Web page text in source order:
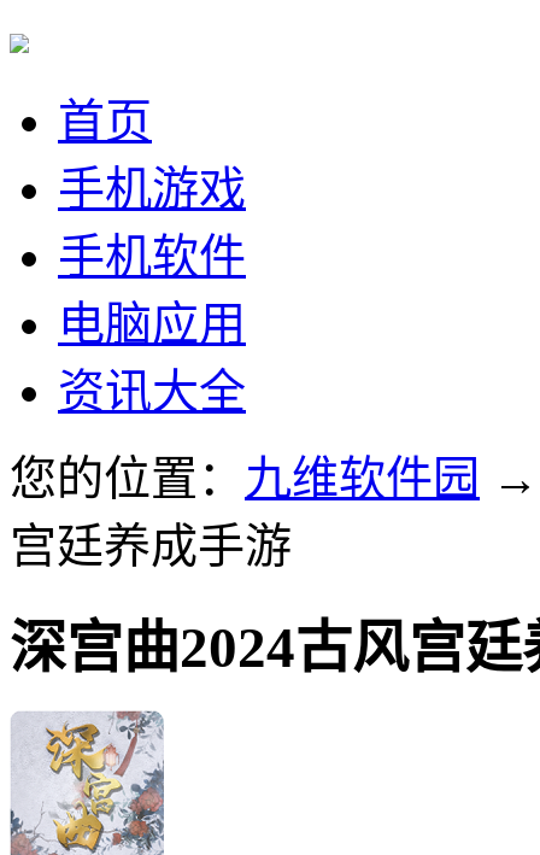
首页
手机游戏
手机软件
电脑应用
资讯大全
您的位置： 九维软件园
宫廷养成手游
深宫曲2024古风宫